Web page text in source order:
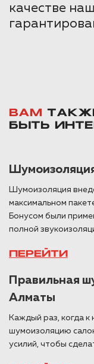
качестве
ВАМ
БЫТЬ
Шумоизоляция
максимальном
Бонусом были
полной
ПЕРЕЙТИ
Правильная
Алматы
Каждый раз, когда
шумоизоляцию
усилий, чтобы